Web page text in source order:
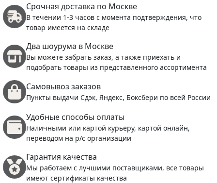
Срочная доставка по Москве
В течении 1-3 часов с момента подтверждения, что
товар имеется на складе
Два шоурума в Москве
Вы можете забрать заказ, а также приехать и
подобрать товары из представленного ассортимента
Самовывоз заказов
Пункты выдачи Сдэк, Яндекс, Боксбери по всей России
Удобные способы оплаты
Наличными или картой курьеру, картой онлайн,
переводом на р/с организации
Гарантия качества
Мы работаем с лучшими поставщиками, все товары
имеют сертификаты качества